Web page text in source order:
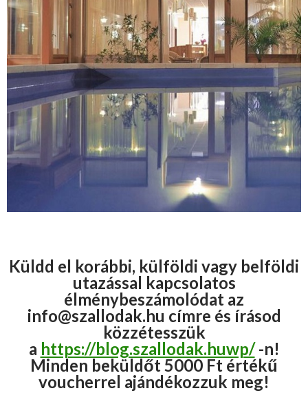
Küldd el korábbi, külföldi vagy belföldi
utazással kapcsolatos
élménybeszámolódat az
info@szallodak.hu címre és írásod
közzétesszük
a https://blog.szallodak.huwp/-n!
Minden beküldőt 5000 Ft értékű
voucherrel ajándékozzuk meg!